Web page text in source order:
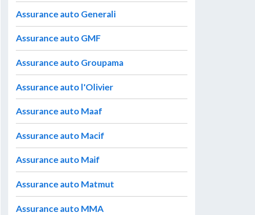
Assurance auto Generali
Assurance auto GMF
Assurance auto Groupama
Assurance auto l'Olivier
Assurance auto Maaf
Assurance auto Macif
Assurance auto Maif
Assurance auto Matmut
Assurance auto MMA